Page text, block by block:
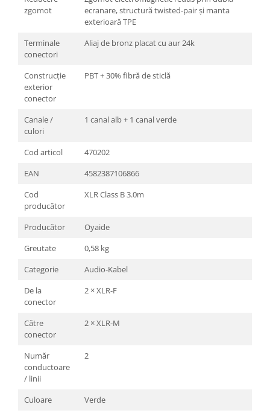
zgomot
ecranare, structură twisted-pair și manta
exterioară TPE
Terminale
conectori
Aliaj de bronz placat cu aur 24k
Construcție
exterior
conector
PBT + 30% fibră de sticlă
Canale /
culori
1 canal alb + 1 canal verde
Cod articol
470202
EAN
4582387106866
Cod
producător
XLR Class B 3.0m
Producător
Oyaide
Greutate
0,58 kg
Categorie
Audio-Kabel
De la
conector
2 × XLR-F
Către
conector
2 × XLR-M
Număr
conductoare
/ linii
2
Culoare Verde